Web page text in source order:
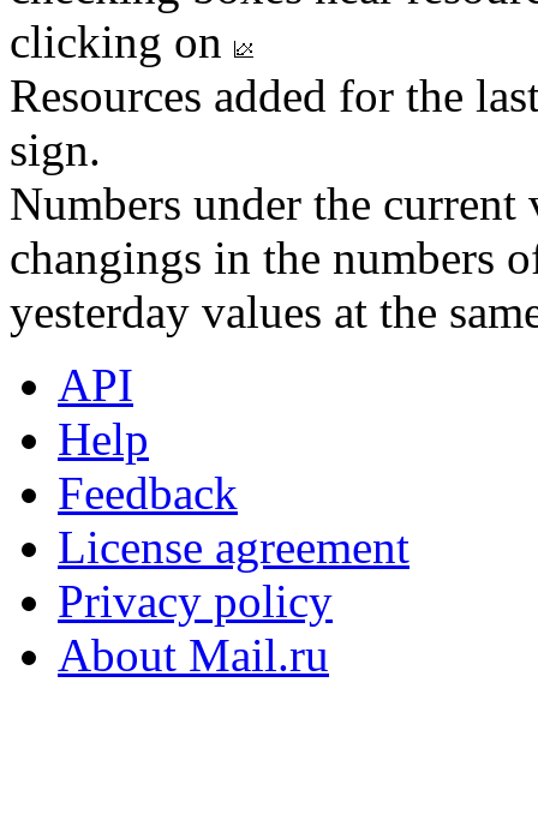
clicking on
Resources added for the
sign.
Numbers under the
changings in the numbers
yesterday values at the
API
Help
Feedback
License agreement
Privacy policy
About Mail.ru